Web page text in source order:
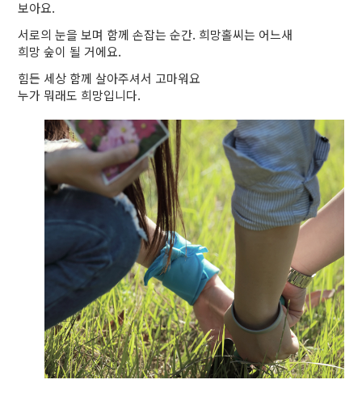
보아요.
서로의 눈을 보며 함께 손잡는 순간. 희망홀씨는 어느새
희망 숲이 될 거에요.
힘든 세상 함께 살아주셔서 고마워요
누가 뭐래도 희망입니다.